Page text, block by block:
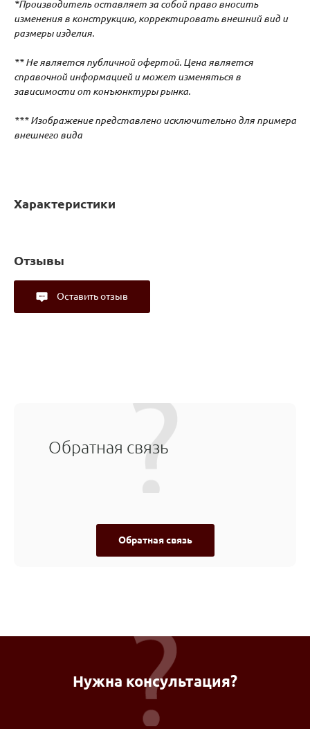
*Производитель оставляет за собой право вносить
изменения в конструкцию, корректировать внешний вид и
размеры изделия.
** Не является публичной офертой. Цена является
справочной информацией и может изменяться в
зависимости от конъюнктуры рынка.
*** Изображение представлено исключительно для примера
внешнего вида
Характеристики
Отзывы
Оставить отзыв
Обратная связь
Обратная связь
Нужна консультация?